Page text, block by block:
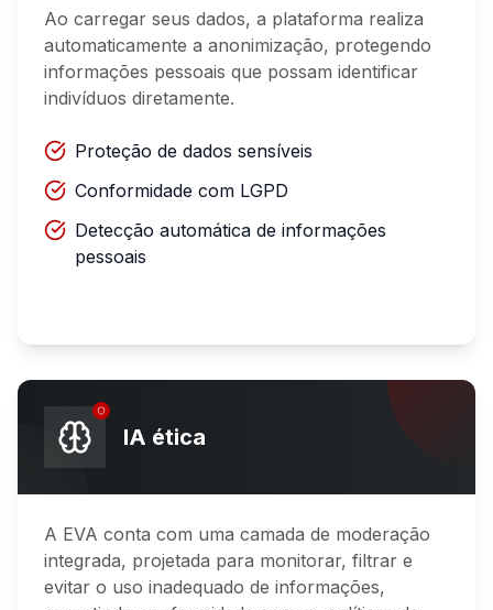
Ao carregar seus dados, a plataforma realiza
automaticamente a anonimização, protegendo
informações pessoais que possam identificar
indivíduos diretamente.
Proteção de dados sensíveis
Conformidade com LGPD
Detecção automática de informações
pessoais
IA ética
A EVA conta com uma camada de moderação
integrada, projetada para monitorar, filtrar e
evitar o uso inadequado de informações,